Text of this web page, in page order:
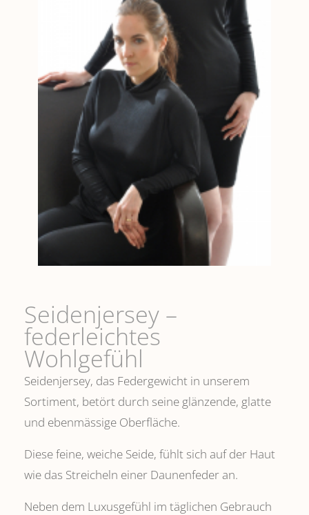
Seidenjersey –
federleichtes
Wohlgefühl
Seidenjersey, das Federgewicht in unserem
Sortiment, betört durch seine glänzende, glatte
und ebenmässige Oberfläche.
Diese feine, weiche Seide, fühlt sich auf der Haut
wie das Streicheln einer Daunenfeder an.
Neben dem Luxusgefühl im täglichen Gebrauch